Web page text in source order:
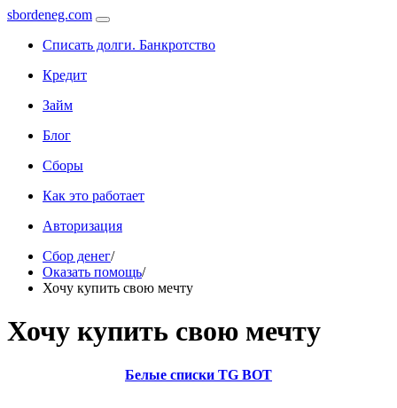
sbordeneg.com
Списать долги. Банкротство
Кредит
Займ
Блог
Сборы
Как это работает
Авторизация
Сбор денег/
Оказать помощь/
Хочу купить свою мечту
Хочу купить свою мечту
Белые списки TG BOT